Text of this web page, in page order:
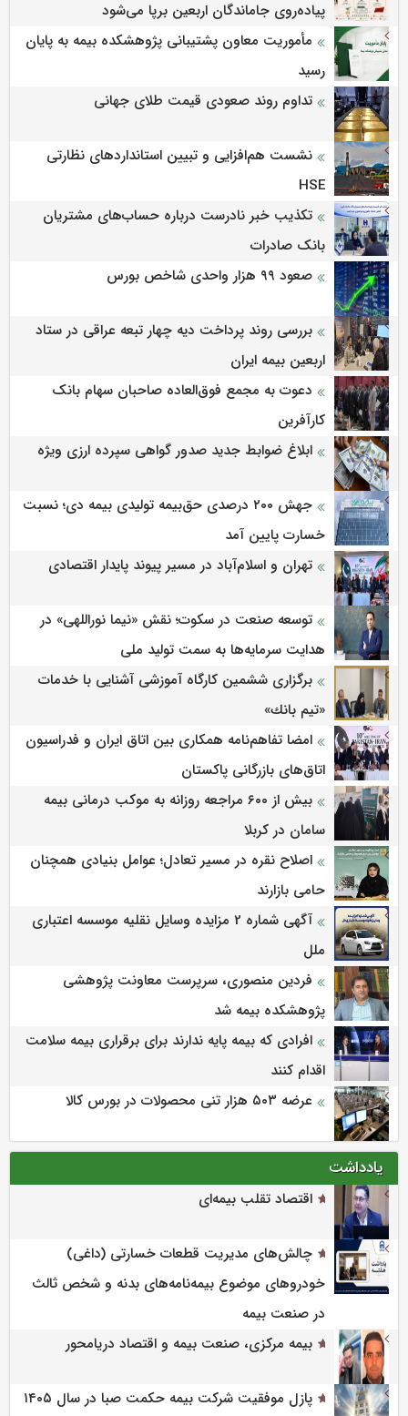
پیاده‌روی جاماندگان اربعین برپا می‌شود
مأموریت معاون پشتیبانی پژوهشكده بیمه به پایان
رسید
تداوم روند صعودی قیمت طلای جهانی
نشست هم‌افزایی و تبیین استانداردهای نظارتی
HSE
تکذیب خبر نادرست درباره حساب‌های مشتریان
بانک صادرات
صعود ۹۹ هزار واحدی شاخص بورس
بررسی روند پرداخت دیه چهار تبعه عراقی در ستاد
اربعین بیمه ایران
دعوت به مجمع فوق‌العاده صاحبان سهام بانک
کارآفرین
ابلاغ ضوابط جدید صدور گواهی سپرده ارزی ویژه
جهش ۲۰۰ درصدی حق‌بیمه تولیدی بیمه دی؛ نسبت
خسارت پایین آمد
تهران و اسلام‌آباد در مسیر پیوند پایدار اقتصادی
توسعه صنعت در سکوت؛ نقش «نیما نوراللهی» در
هدایت سرمایه‌ها به سمت تولید ملی
برگزاری ششمین كارگاه آموزشی آشنایی با خدمات
«تیم بانك»
امضا تفاهم‌نامه همکاری بین اتاق ایران و فدراسیون
اتاق‌های بازرگانی پاکستان
بیش از ۶۰۰ مراجعه روزانه به موکب درمانی بیمه
سامان در کربلا
اصلاح نقره در مسیر تعادل؛ عوامل بنیادی همچنان
حامی بازارند
آگهی شماره 2 مزایده وسایل نقلیه موسسه اعتباری
ملل
فردین منصوری، سرپرست معاونت پژوهشی
پژوهشكده بیمه شد
افرادی که بیمه پایه ندارند برای برقراری بیمه سلامت
اقدام کنند
عرضه ۵۰۳ هزار تنی محصولات در بورس کالا
یادداشت
اقتصاد تقلب بیمه‌ای
چالش‌های مدیریت قطعات خسارتی (داغی)
خودروهای موضوع بیمه‌نامه‌های بدنه و شخص ثالث
در صنعت بیمه
بیمه مرکزی، صنعت بیمه و اقتصاد دریامحور
پازل موفقیت شرکت بیمه حکمت صبا در سال ۱۴۰۵